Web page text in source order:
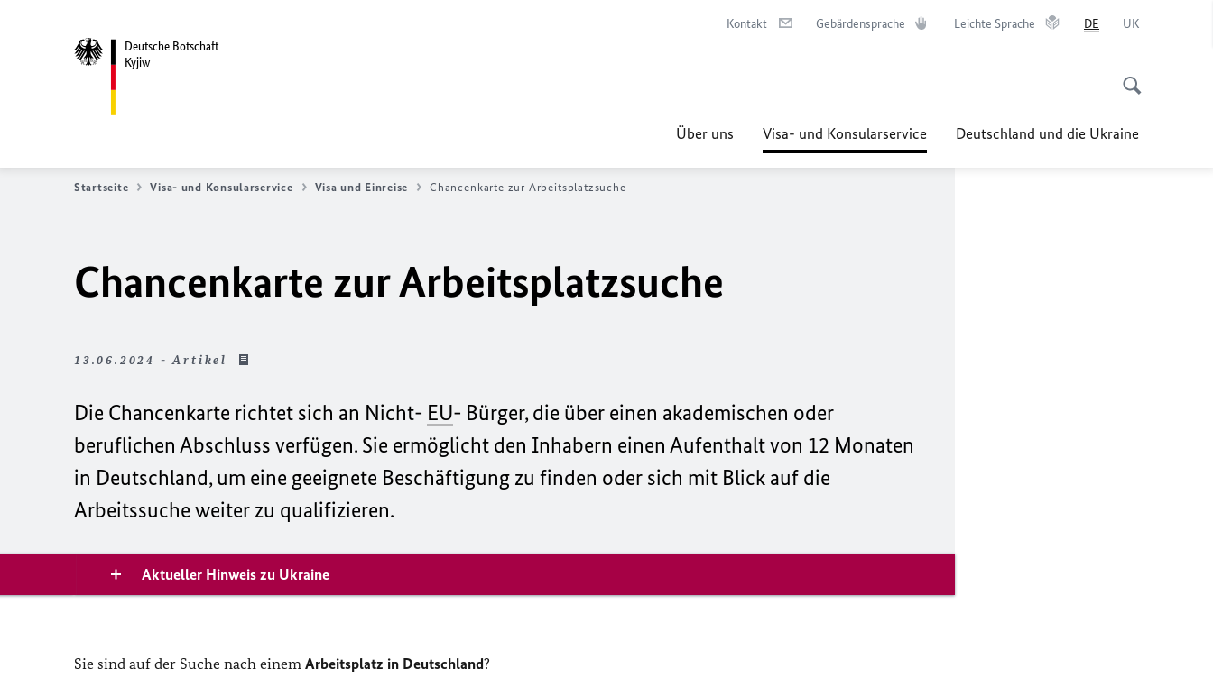
Deutsche Botschaft
Kyjiw
Kontakt Gebärdensprache Leichte Sprache DE UK
Über uns Visa- und Konsularservice Deutschland und die Ukraine
Startseite Visa- und Konsularservice Visa und Einreise Chancenkarte zur Arbeitsplatzsuche
Chancenkarte zur Arbeitsplatzsuche
13.06.2024 - Artikel
Die Chancenkarte richtet sich an Nicht- EU- Bürger, die über einen akademischen oder
beruflichen Abschluss verfügen. Sie ermöglicht den Inhabern einen Aufenthalt von 12 Monaten
in Deutschland, um eine geeignete Beschäftigung zu finden oder sich mit Blick auf die
Arbeitssuche weiter zu qualifizieren.
Aktueller Hinweis zu Ukraine
Sie sind auf der Suche nach einem Arbeitsplatz in Deutschland?